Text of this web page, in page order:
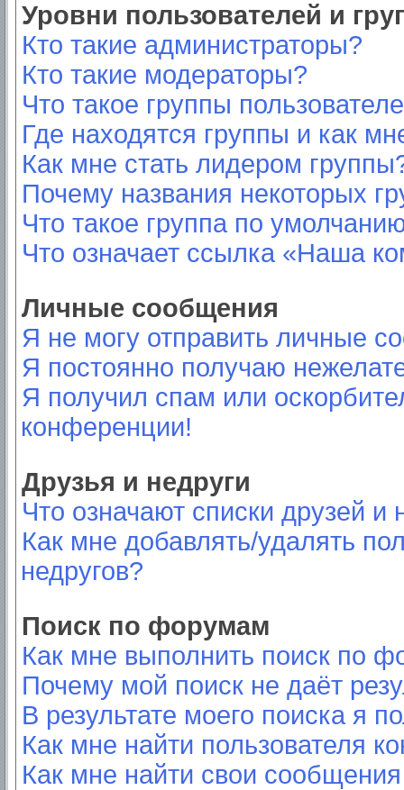
Уровни пользователей и
Кто такие администраторы?
Кто такие модераторы?
Что такое группы
Где находятся группы и как
Как мне стать лидером
Почему названия некоторых
Что такое группа по
Что означает ссылка «Наша
Личные сообщения
Я не могу отправить личные
Я постоянно получаю
Я получил спам или
конференции!
Друзья и недруги
Что означают списки друзей и
Как мне добавлять/удалять
недругов?
Поиск по форумам
Как мне выполнить поиск по
Почему мой поиск не даёт
В результате моего поиска я
Как мне найти пользователя
Как мне найти свои